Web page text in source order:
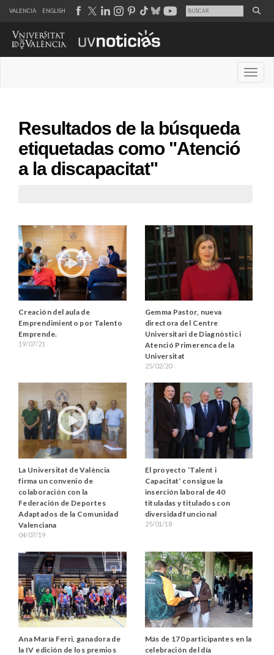
VALENCIÀ ENGLISH
Resultados de la búsqueda
etiquetadas como "Atenció
a la discapacitat"
Creación del aula de
Emprendimiento por Talento
Emprende.
19/07/21
Gemma Pastor, nueva
directora del Centre
Universitari de Diagnòstic i
Atenció Primerenca de la
Universitat
25/02/20
La Universitat de València
firma un convenio de
colaboración con la
Federación de Deportes
Adaptados de la Comunidad
Valenciana
04/07/19
El proyecto ‘Talent i
Capacitat’ consigue la
inserción laboral de 40
tituladas y titulados con
diversidad funcional
25/01/18
Ana María Ferri, ganadora de
la IV edición de los premios
Más de 170 participantes en la
celebración del día